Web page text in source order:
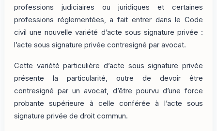
professions judiciaires ou juridiques et certaines
professions réglementées, a fait entrer dans le Code
civil une nouvelle variété d’acte sous signature privée :
l’acte sous signature privée contresigné par avocat.
Cette variété particulière d’acte sous signature privée
présente la particularité, outre de devoir être
contresigné par un avocat, d’être pourvu d’une force
probante supérieure à celle conférée à l’acte sous
signature privée de droit commun.